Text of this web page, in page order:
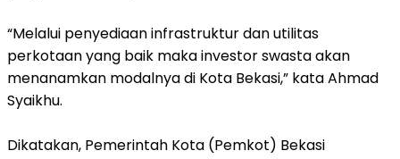
“Melalui penyediaan infrastruktur dan utilitas
perkotaan yang baik maka investor swasta akan
menanamkan modalnya di Kota Bekasi,” kata Ahmad
Syaikhu.
Dikatakan, Pemerintah Kota (Pemkot) Bekasi